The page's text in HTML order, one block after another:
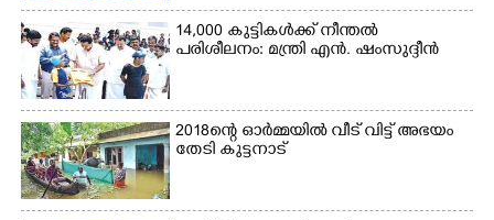
14,000 കുട്ടികൾക്ക് നീന്തൽ
പരിശീലനം: മന്ത്രി എൻ. ഷംസുദ്ദീൻ
2018ന്റെ ഓർമ്മയിൽ വീട് വിട്ട് അഭയം
തേടി കുട്ടനാട്